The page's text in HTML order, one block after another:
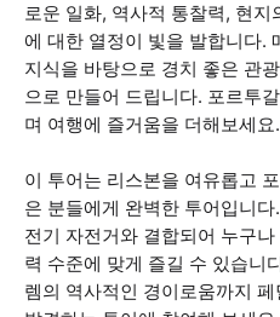
로운 일화, 역사적 통찰력, 현
에 대한 열정이 빛을 발합니다.
지식을 바탕으로 경치 좋은 관
으로 만들어 드립니다. 포르투
며 여행에 즐거움을 더해보세요.
이 투어는 리스본을 여유롭고
은 분들에게 완벽한 투어입니
전기 자전거와 결합되어 누구
력 수준에 맞게 즐길 수 있습니
렘의 역사적인 경이로움까지